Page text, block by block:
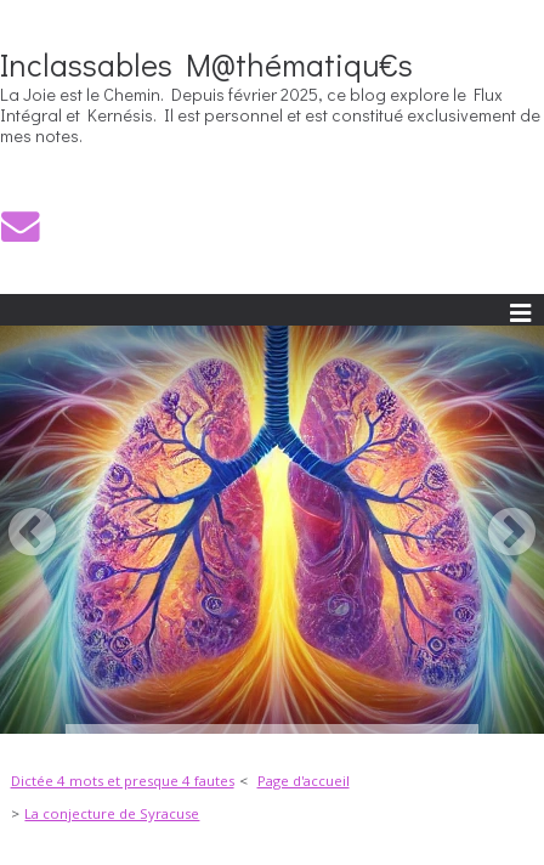
Inclassables M@thématiqu€s
La Joie est le Chemin. Depuis février 2025, ce blog explore le Flux
Intégral et Kernésis. Il est personnel et est constitué exclusivement de
mes notes.
Dictée 4 mots et presque 4 fautes
Page d'accueil
La conjecture de Syracuse